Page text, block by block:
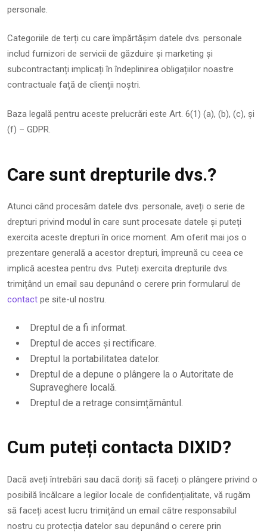
personale.
Categoriile de terți cu care împărtășim datele dvs. personale
includ furnizori de servicii de găzduire și marketing și
subcontractanți implicați în îndeplinirea obligațiilor noastre
contractuale față de clienții noștri.
Baza legală pentru aceste prelucrări este Art. 6(1) (a), (b), (c), și
(f) – GDPR.
Care sunt drepturile dvs.?
Atunci când procesăm datele dvs. personale, aveți o serie de
drepturi privind modul în care sunt procesate datele și puteți
exercita aceste drepturi în orice moment. Am oferit mai jos o
prezentare generală a acestor drepturi, împreună cu ceea ce
implică acestea pentru dvs. Puteți exercita drepturile dvs.
trimițând un email sau depunând o cerere prin formularul de
contact pe site-ul nostru.
Dreptul de a fi informat.
Dreptul de acces și rectificare.
Dreptul la portabilitatea datelor.
Dreptul de a depune o plângere la o Autoritate de
Supraveghere locală.
Dreptul de a retrage consimțământul.
Cum puteți contacta DIXID?
Dacă aveți întrebări sau dacă doriți să faceți o plângere privind o
posibilă încălcare a legilor locale de confidențialitate, vă rugăm
să faceți acest lucru trimițând un email către responsabilul
nostru cu protecția datelor sau depunând o cerere prin